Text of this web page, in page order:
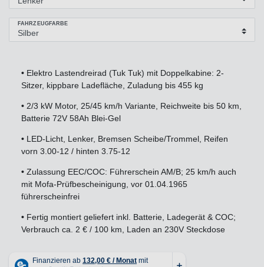
FAHRZEUGFARBE
• Elektro Lastendreirad (Tuk Tuk) mit Doppelkabine: 2-
Sitzer, kippbare Ladefläche, Zuladung bis 455 kg
• 2/3 kW Motor, 25/45 km/h Variante, Reichweite bis 50 km,
Batterie 72V 58Ah Blei-Gel
• LED-Licht, Lenker, Bremsen Scheibe/Trommel, Reifen
vorn 3.00-12 / hinten 3.75-12
• Zulassung EEC/COC: Führerschein AM/B; 25 km/h auch
mit Mofa-Prüfbescheinigung, vor 01.04.1965
führerscheinfrei
• Fertig montiert geliefert inkl. Batterie, Ladegerät & COC;
Verbrauch ca. 2 € / 100 km, Laden an 230V Steckdose